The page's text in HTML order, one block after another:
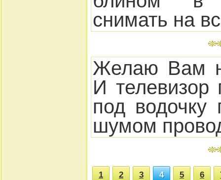
снимать на
Желаю Вам
И телевизор
под
шумом
1 2 3 4 5 6